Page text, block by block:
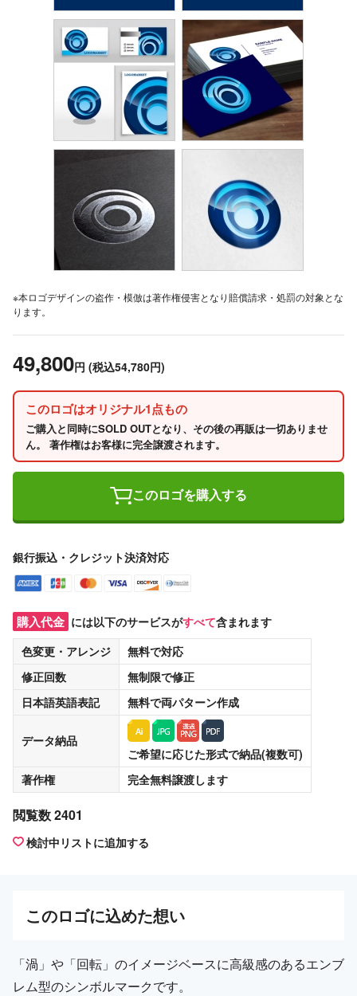
※本ロゴデザインの盗作・模倣は著作権侵害となり賠償請求・処罰の対象とな
ります。
49,800円 (税込54,780円)
このロゴはオリジナル1点もの
ご購入と同時にSOLD OUTとなり、その後の再販は一切ありませ
ん。 著作権はお客様に完全譲渡されます。
このロゴを購入する
銀行振込・クレジット決済対応
購入代金 には以下のサービスがすべて含まれます
色変更・アレンジ
無料で対応
修正回数
無制限で修正
日本語英語表記
無料で両パターン作成
データ納品
ご希望に応じた形式で納品(複数可)
著作権
完全無料譲渡します
閲覧数 2401
検討中リストに追加する
このロゴに込めた想い
「渦」や「回転」のイメージベースに高級感のあるエンブ
レム型のシンボルマークです。